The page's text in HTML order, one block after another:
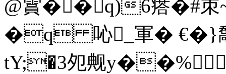
@霣��q)6瘩�#朿
�q 吣_軍� €�}
tY;�3夗觍